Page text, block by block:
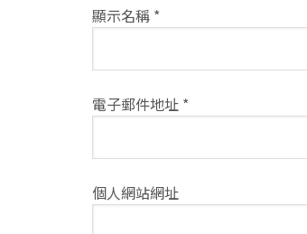
顯示名稱 *
電子郵件地址 *
個人網站網址